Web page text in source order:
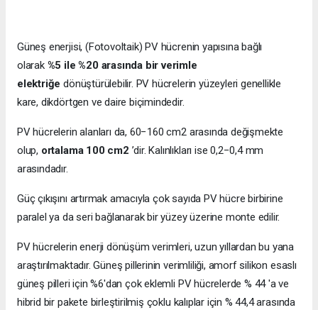
Güneş enerjisi, (Fotovoltaik) PV hücrenin yapısına bağlı
olarak %5 ile %20 arasında bir verimle
elektriğedönüştürülebilir. PV hücrelerin yüzeyleri genellikle
kare, dikdörtgen ve daire biçimindedir.
PV hücrelerin alanları da, 60−160 cm2 arasında değişmekte
olup, ortalama 100 cm2 ’dir. Kalınlıkları ise 0,2−0,4 mm
arasındadır.
Güç çıkışını artırmak amacıyla çok sayıda PV hücre birbirine
paralel ya da seri bağlanarak bir yüzey üzerine monte edilir.
PV hücrelerin enerji dönüşüm verimleri, uzun yıllardan bu yana
araştırılmaktadır. Güneş pillerinin verimliliği, amorf silikon esaslı
güneş pilleri için %6'dan çok eklemli PV hücrelerde % 44 'a ve
hibrid bir pakete birleştirilmiş çoklu kalıplar için % 44,4 arasında